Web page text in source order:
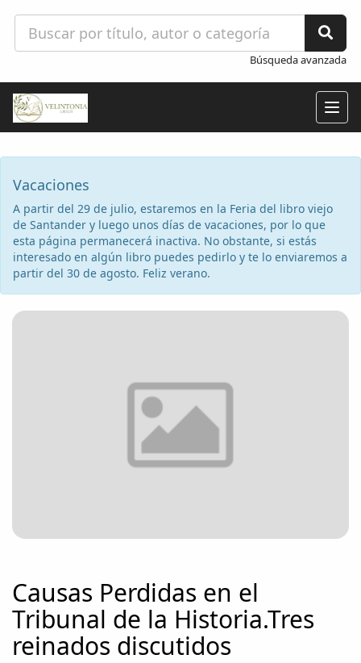
Búsqueda avanzada
Vacaciones
A partir del 29 de julio, estaremos en la Feria del libro viejo
de Santander y luego unos días de vacaciones, por lo que
esta página permanecerá inactiva. No obstante, si estás
interesado en algún libro puedes pedirlo y te lo enviaremos a
partir del 30 de agosto. Feliz verano.
Causas Perdidas en el
Tribunal de la Historia.Tres
reinados discutidos